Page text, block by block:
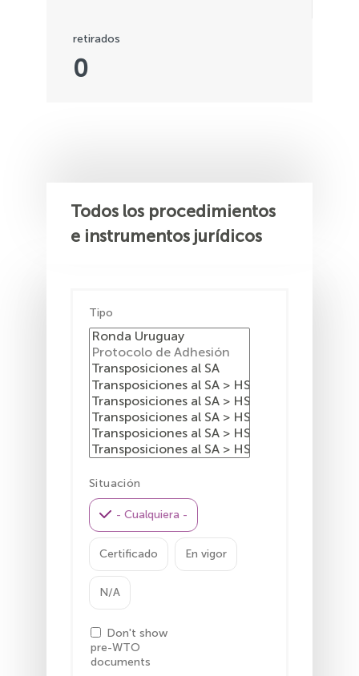
0
retirados
Todos los procedimientos
e instrumentos jurídicos
Tipo
Situación
- Cualquiera -
Certificado En vigor
N/A
Don't show
pre-WTO
documents